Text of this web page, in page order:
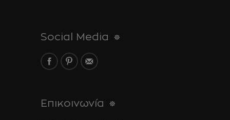
Social Media
Επικοινωνία